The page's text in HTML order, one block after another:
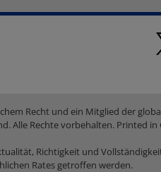
Recht und ein Mitglied der
Alle Rechte vorbehalten. Printed in
Richtigkeit und
Rates getroffen werden.